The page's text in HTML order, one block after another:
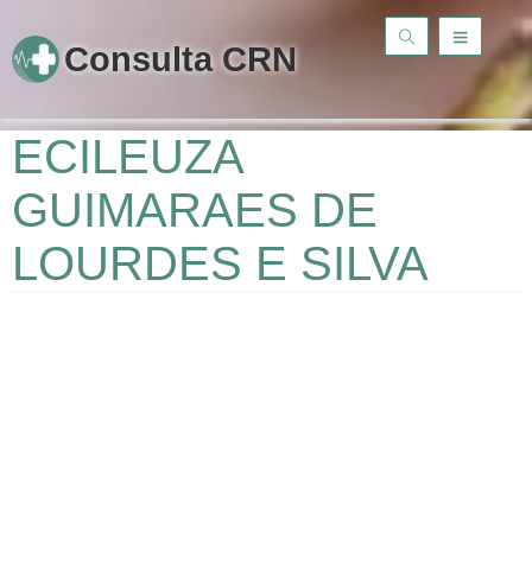
Consulta CRN
ECILEUZA
GUIMARAES DE
LOURDES E SILVA